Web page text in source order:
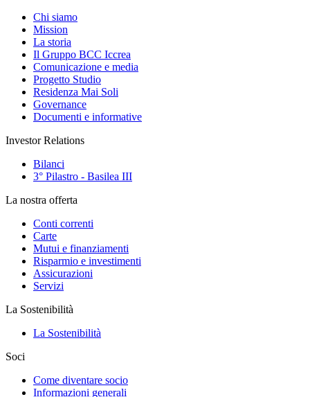
Chi siamo
Mission
La storia
Il Gruppo BCC Iccrea
Comunicazione e media
Progetto Studio
Residenza Mai Soli
Governance
Documenti e informative
Investor Relations
Bilanci
3° Pilastro - Basilea III
La nostra offerta
Conti correnti
Carte
Mutui e finanziamenti
Risparmio e investimenti
Assicurazioni
Servizi
La Sostenibilità
La Sostenibilità
Soci
Come diventare socio
Informazioni generali